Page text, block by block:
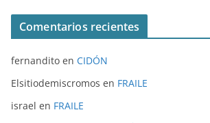
Comentarios recientes
fernandito en CIDÓN
Elsitiodemiscromos en FRAILE
israel en FRAILE